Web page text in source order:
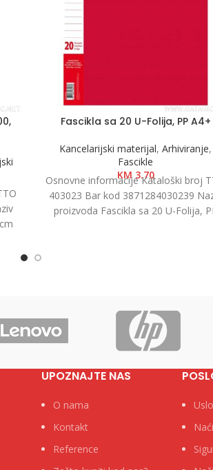
Fascikla sa 20 U-Folija, PP A4+
Kancelarijski materijal, Arhiviranje,
Fascikle
KM3.70
Osnovne informacije Kataloški broj
403023 Bar kod 3871284030239
proizvoda Fascikla sa 20 U-Folija,
UPOZNAJTE NAS
O nama
Kontakt
Reference